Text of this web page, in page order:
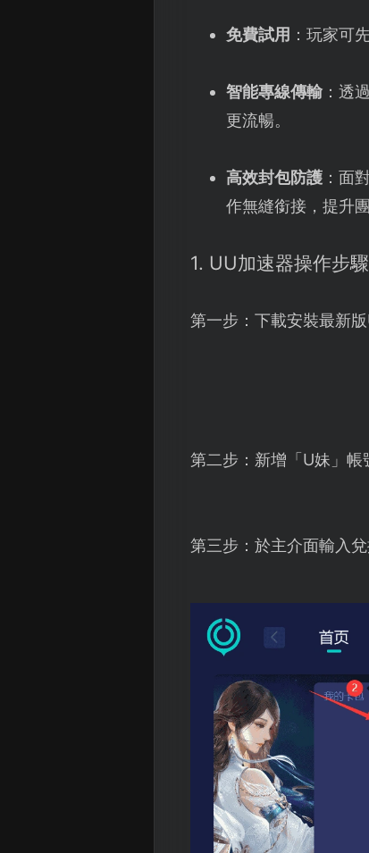
免費試用 ：玩家可
智能專線傳輸：透
更流暢。
高效封包防護：面
作無縫銜接，提升
1. UU加速器操作步驟
第一步：下載安裝最新
第二步：新增「U妹」
第三步：於主介面輸入